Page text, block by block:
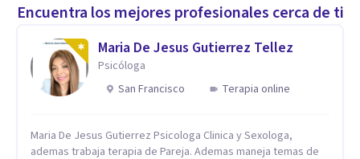
Encuentra los mejores profesionales cerca de ti
Maria De Jesus Gutierrez Tellez
Psicóloga
San Francisco
Terapia online
Maria De Jesus Gutierrez Psicologa Clinica y Sexologa,
ademas trabaja terapia de Pareja. Ademas maneja temas de